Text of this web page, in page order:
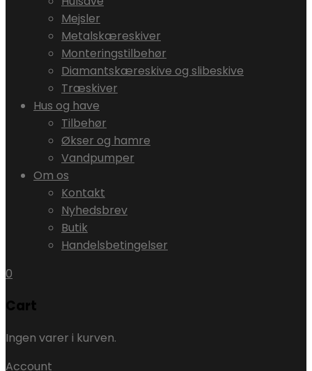
Mejsler
Metalskæreskiver
Monteringstilbehør
Diamantskæreskive og slibeskive
Træskiver
Hus og have
Tilbehør
Økser og hamre
Vandpumper
Om os
Kontakt
Nyhedsbrev
Butik
Handelsbetingelser
0
Cart
Ingen varer i kurven.
Account